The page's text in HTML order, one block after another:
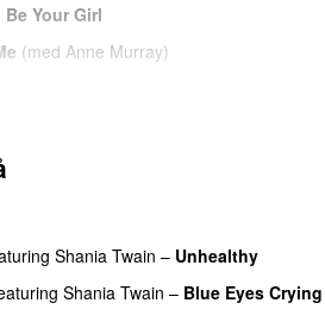
Be Your Girl
(med Anne Murray)
On
I’m Breathing
Shania Twain – Unhealthy
Shania Twain – Blue Eyes